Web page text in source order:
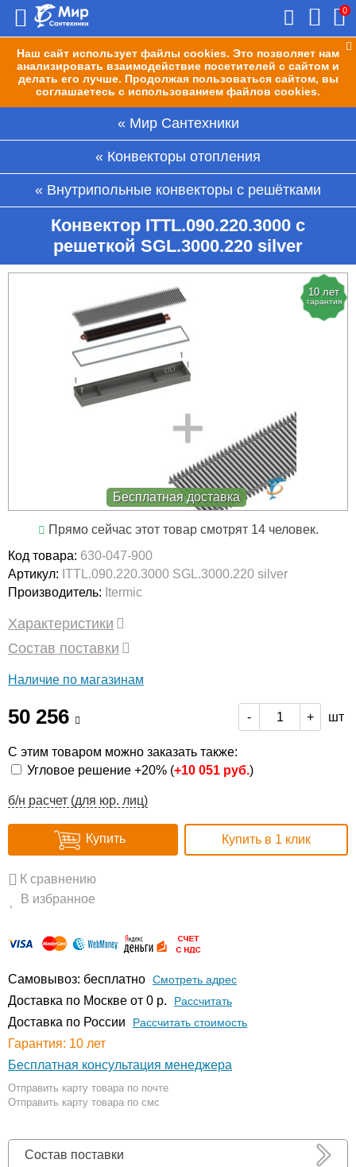
Наш сайт использует файлы cookies. Это позволяет нам
анализировать взаимодействие посетителей с сайтом и
делать его лучше. Продолжая пользоваться сайтом, вы
соглашаетесь с использованием файлов cookies.
0
Мир Сантехники
Конвекторы отопления
Внутрипольные конвекторы с решётками
Конвектор ITTL.090.220.3000 с
решеткой SGL.3000.220 silver
10 лет
гарантия
Бесплатная доставка
Прямо сейчас этот товар смотрят 14 человек.
Код товара: 630-047-900
Артикул: ITTL.090.220.3000 SGL.3000.220 silver
Производитель: Itermic
Характеристики
Состав поставки
Наличие по магазинам
50 256 - + шт
С этим товаром можно заказать также:
Угловое решение +20% (+10 051 руб.)
б/н расчет (для юр. лиц)
Купить Купить в 1 клик
К сравнению
В избранное
Самовывоз: бесплатно Смотреть адрес
Доставка по Москве от 0 р. Расcчитать
Доставка по России Рассчитать стоимость
Гарантия: 10 лет
Бесплатная консультация менеджера
Отправить карту товара по почте
Отправить карту товара по смс
Состав поставки